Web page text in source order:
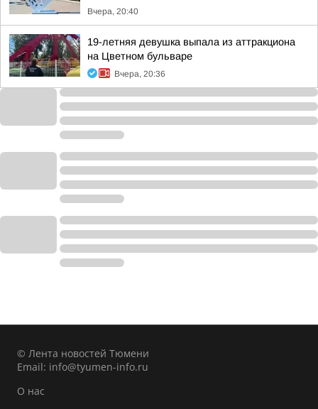
Вчера, 20:40
19-летняя девушка выпала из аттракциона
на Цветном бульваре
Вчера, 20:36
© Лента новостей Тюмени
Email: info@tyumen-info.ru
О нас